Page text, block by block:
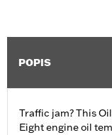
POPIS
Traffic jam? This
Eight engine oil